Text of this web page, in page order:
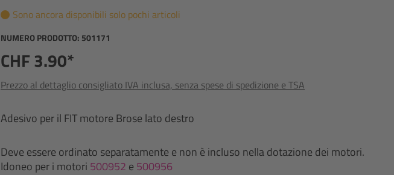
Sono ancora disponibili solo pochi articoli
NUMERO PRODOTTO: 501171
CHF 3.90*
Prezzo al dettaglio consigliato IVA inclusa, senza spese di spedizione e TSA
Adesivo per il FIT motore Brose lato destro
Deve essere ordinato separatamente e non è incluso nella dotazione dei motori.
Idoneo per i motori 500952 e 500956